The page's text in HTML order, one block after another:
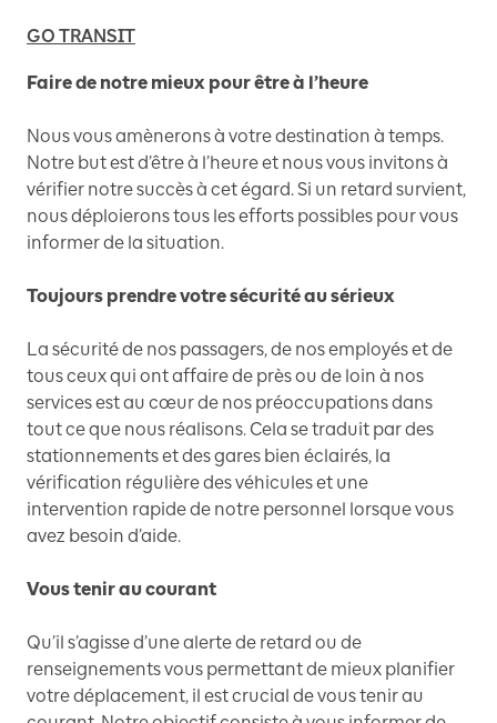
GO TRANSIT
Faire de notre mieux pour être à l’heure
Nous vous amènerons à votre destination à temps.
Notre but est d’être à l’heure et nous vous invitons à
vérifier notre succès à cet égard. Si un retard survient,
nous déploierons tous les efforts possibles pour vous
informer de la situation.
Toujours prendre votre sécurité au sérieux
La sécurité de nos passagers, de nos employés et de
tous ceux qui ont affaire de près ou de loin à nos
services est au cœur de nos préoccupations dans
tout ce que nous réalisons. Cela se traduit par des
stationnements et des gares bien éclairés, la
vérification régulière des véhicules et une
intervention rapide de notre personnel lorsque vous
avez besoin d’aide.
Vous tenir au courant
Qu’il s’agisse d’une alerte de retard ou de
renseignements vous permettant de mieux planifier
votre déplacement, il est crucial de vous tenir au